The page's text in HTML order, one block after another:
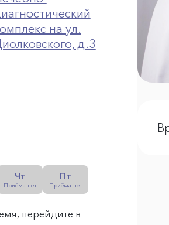
на ул.
д.3
Чт
Приёма нет
Пт
Приёма нет
перейдите в